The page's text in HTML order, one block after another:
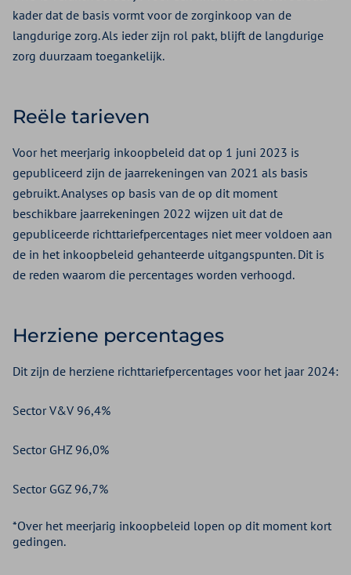
kader dat de basis vormt voor de zorginkoop van de
langdurige zorg. Als ieder zijn rol pakt, blijft de langdurige
zorg duurzaam toegankelijk.
Reële tarieven
Voor het meerjarig inkoopbeleid dat op 1 juni 2023 is
gepubliceerd zijn de jaarrekeningen van 2021 als basis
gebruikt. Analyses op basis van de op dit moment
beschikbare jaarrekeningen 2022 wijzen uit dat de
gepubliceerde richttariefpercentages niet meer voldoen aan
de in het inkoopbeleid gehanteerde uitgangspunten. Dit is
de reden waarom die percentages worden verhoogd.
Herziene percentages
Dit zijn de herziene richttariefpercentages voor het jaar 2024:
Sector V&V 96,4%
Sector GHZ 96,0%
Sector GGZ 96,7%
*Over het meerjarig inkoopbeleid lopen op dit moment kort
gedingen.